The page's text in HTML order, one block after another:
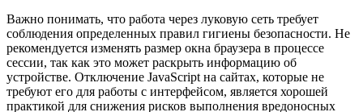
Важно понимать, что работа через луковую сеть требует
соблюдения определенных правил гигиены безопасности. Не
рекомендуется изменять размер окна браузера в процессе
сессии, так как это может раскрыть информацию об
устройстве. Отключение JavaScript на сайтах, которые не
требуют его для работы с интерфейсом, является хорошей
практикой для снижения рисков выполнения вредоносных